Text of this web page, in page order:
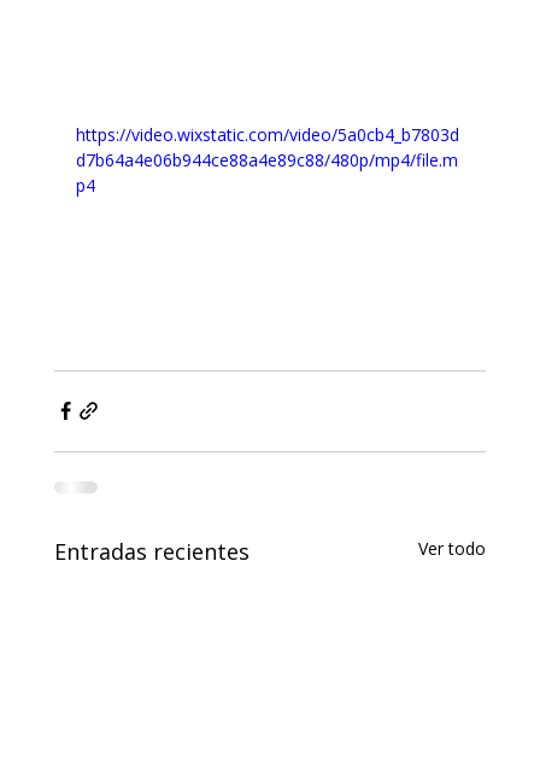
https://video.wixstatic.com/video/5a0cb4_b7803d
d7b64a4e06b944ce88a4e89c88/480p/mp4/file.m
p4
Entradas recientes Ver todo